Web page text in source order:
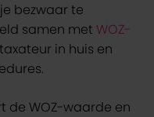
bezwaar te
samen met WOZ-
in huis en
de WOZ-waarde en